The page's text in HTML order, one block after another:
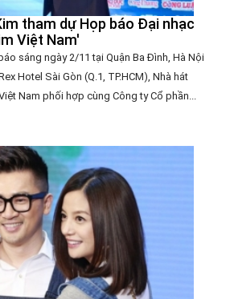
tham dự Họp báo Đại nhạc
Việt Nam'
sáng ngày 2/11 tại Quận Ba Đình, Hà Nội
Hotel Sài Gòn (Q.1, TP.HCM), Nhà hát
Nam phối hợp cùng Công ty Cổ phần...